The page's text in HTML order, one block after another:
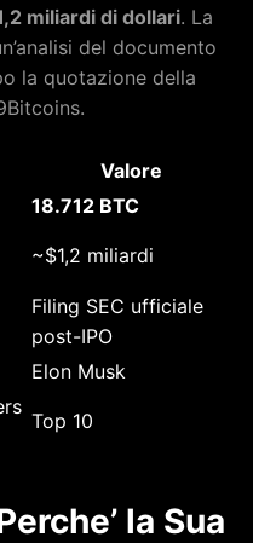
miliardi di dollari. La
del documento
la quotazione della
Valore
18.712 BTC
~$1,2 miliardi
Filing SEC ufficiale
post-IPO
Elon Musk
Top 10
la Sua